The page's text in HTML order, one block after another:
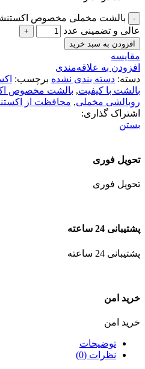
بالشت مخملی مخصوص
عالی و تضمینی عدد
افزودن به سبد خرید
مقایسه
افزودن به علاقه‌مندی
دسته: دسته بندی نشده برچسب:
بالشت با کیفیت, بالشت مخصوص
روبالشی مخملی, محافظت از
اشتراک گذاری:
بستن
تحویل فوری
تحویل فوری
پشتیبانی 24 ساعته
پشتیبانی 24 ساعته
خرید امن
خرید امن
توضیحات
نظرات (0)